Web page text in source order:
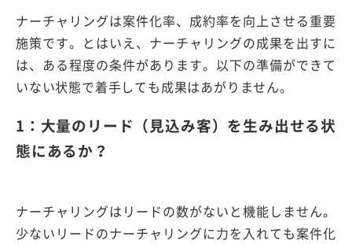
ナーチャリングは案件化率、成約率を向上させる重要
施策です。とはいえ、ナーチャリングの成果を出すに
は、ある程度の条件があります。以下の準備ができて
いない状態で着手しても成果はあがりません。
1：大量のリード（見込み客）を生み出せる状
態にあるか？
ナーチャリングはリードの数がないと機能しません。
少ないリードのナーチャリングに力を入れても案件化